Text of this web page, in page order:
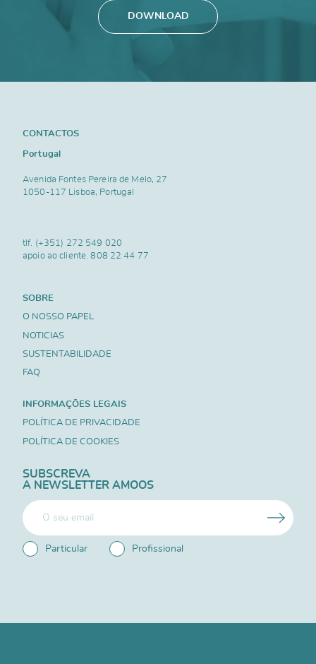
DOWNLOAD
CONTACTOS
Portugal
Avenida Fontes Pereira de Melo, 27
1050-117 Lisboa, Portugal
tlf. (+351) 272 549 020
apoio ao cliente.808 22 44 77
SOBRE
O NOSSO PAPEL
NOTICIAS
SUSTENTABILIDADE
FAQ
INFORMAÇÕES LEGAIS
POLÍTICA DE PRIVACIDADE
POLÍTICA DE COOKIES
SUBSCREVA
A NEWSLETTER AMOOS
Particular Profissional